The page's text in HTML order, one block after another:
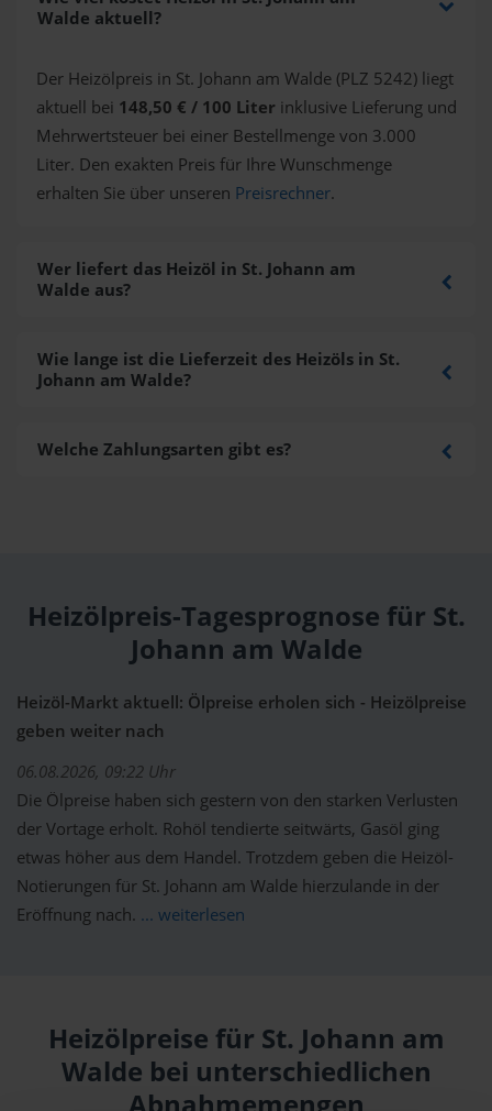
Walde aktuell?
Der Heizölpreis in St. Johann am Walde (PLZ 5242) liegt
aktuell bei 148,50 € / 100 Liter inklusive Lieferung und
Mehrwertsteuer bei einer Bestellmenge von 3.000
Liter. Den exakten Preis für Ihre Wunschmenge
erhalten Sie über unseren Preisrechner.
Wer liefert das Heizöl in St. Johann am
Walde aus?
Wie lange ist die Lieferzeit des Heizöls in St.
Johann am Walde?
Welche Zahlungsarten gibt es?
Heizölpreis-Tagesprognose für St.
Johann am Walde
Heizöl-Markt aktuell: Ölpreise erholen sich - Heizölpreise
geben weiter nach
06.08.2026, 09:22 Uhr
Die Ölpreise haben sich gestern von den starken Verlusten
der Vortage erholt. Rohöl tendierte seitwärts, Gasöl ging
etwas höher aus dem Handel. Trotzdem geben die Heizöl-
Notierungen für St. Johann am Walde hierzulande in der
Eröffnung nach. ... weiterlesen
Heizölpreise für St. Johann am
Walde bei unterschiedlichen